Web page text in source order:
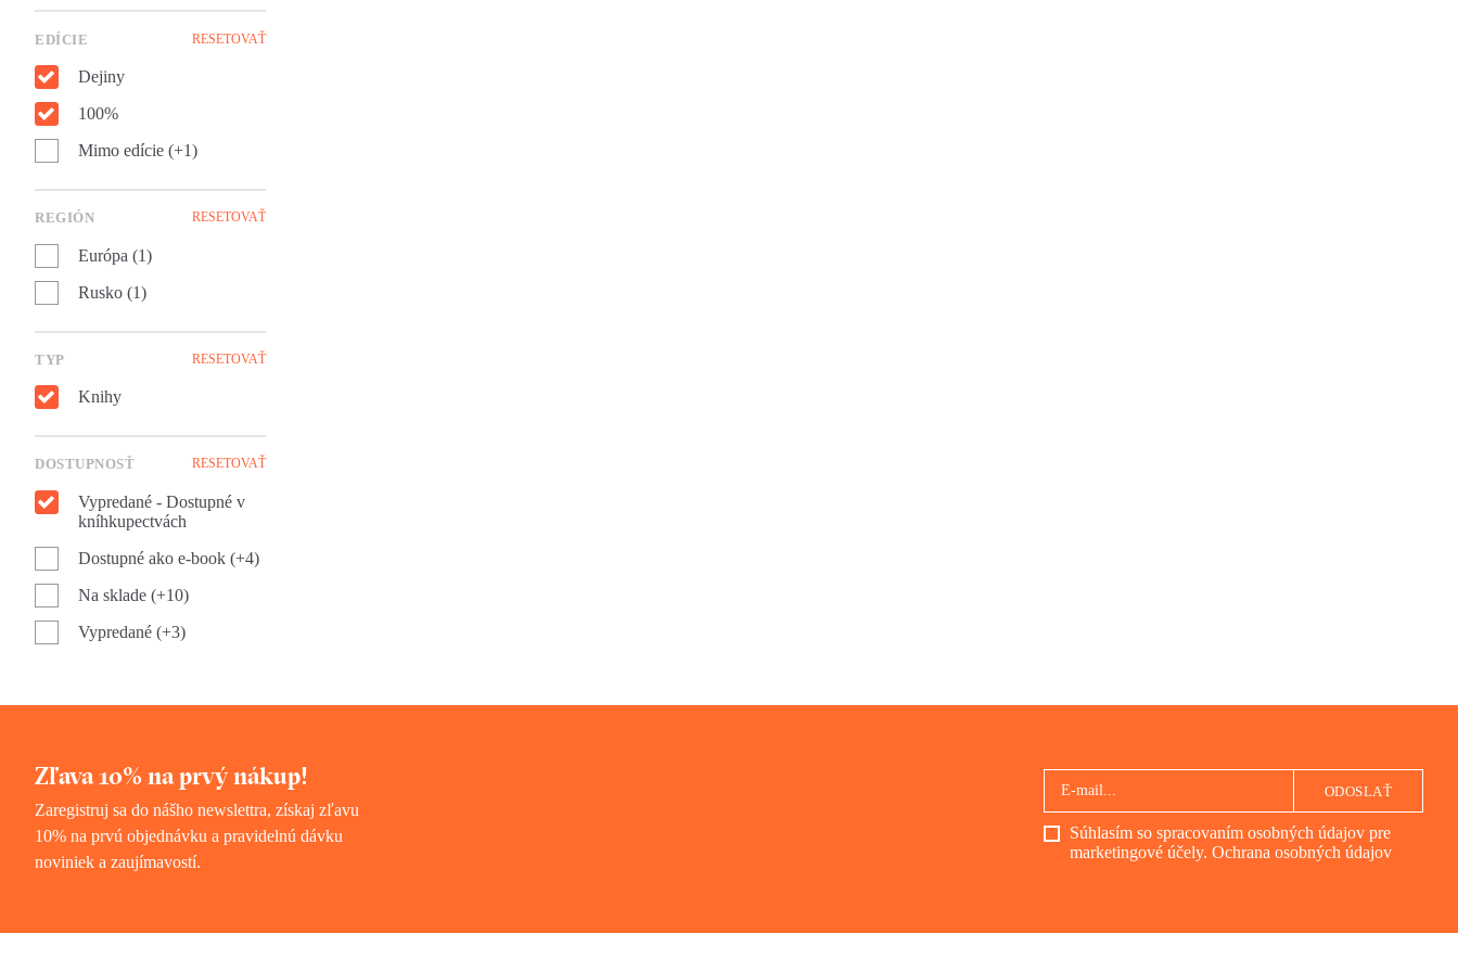
EDÍCIE RESETOVAŤ
Dejiny
100%
Mimo edície (+1)
REGIÓN RESETOVAŤ
Európa (1)
Rusko (1)
TYP RESETOVAŤ
Knihy
DOSTUPNOSŤ RESETOVAŤ
Vypredané - Dostupné v
kníhkupectvách
Dostupné ako e-book (+4)
Na sklade (+10)
Vypredané (+3)
Zľava 10% na prvý nákup!
Zaregistruj sa do nášho newslettra, získaj zľavu
10% na prvú objednávku a pravidelnú dávku
noviniek a zaujímavostí.
Súhlasím so spracovaním osobných údajov pre
marketingové účely. Ochrana osobných údajov
ODOSLAŤ